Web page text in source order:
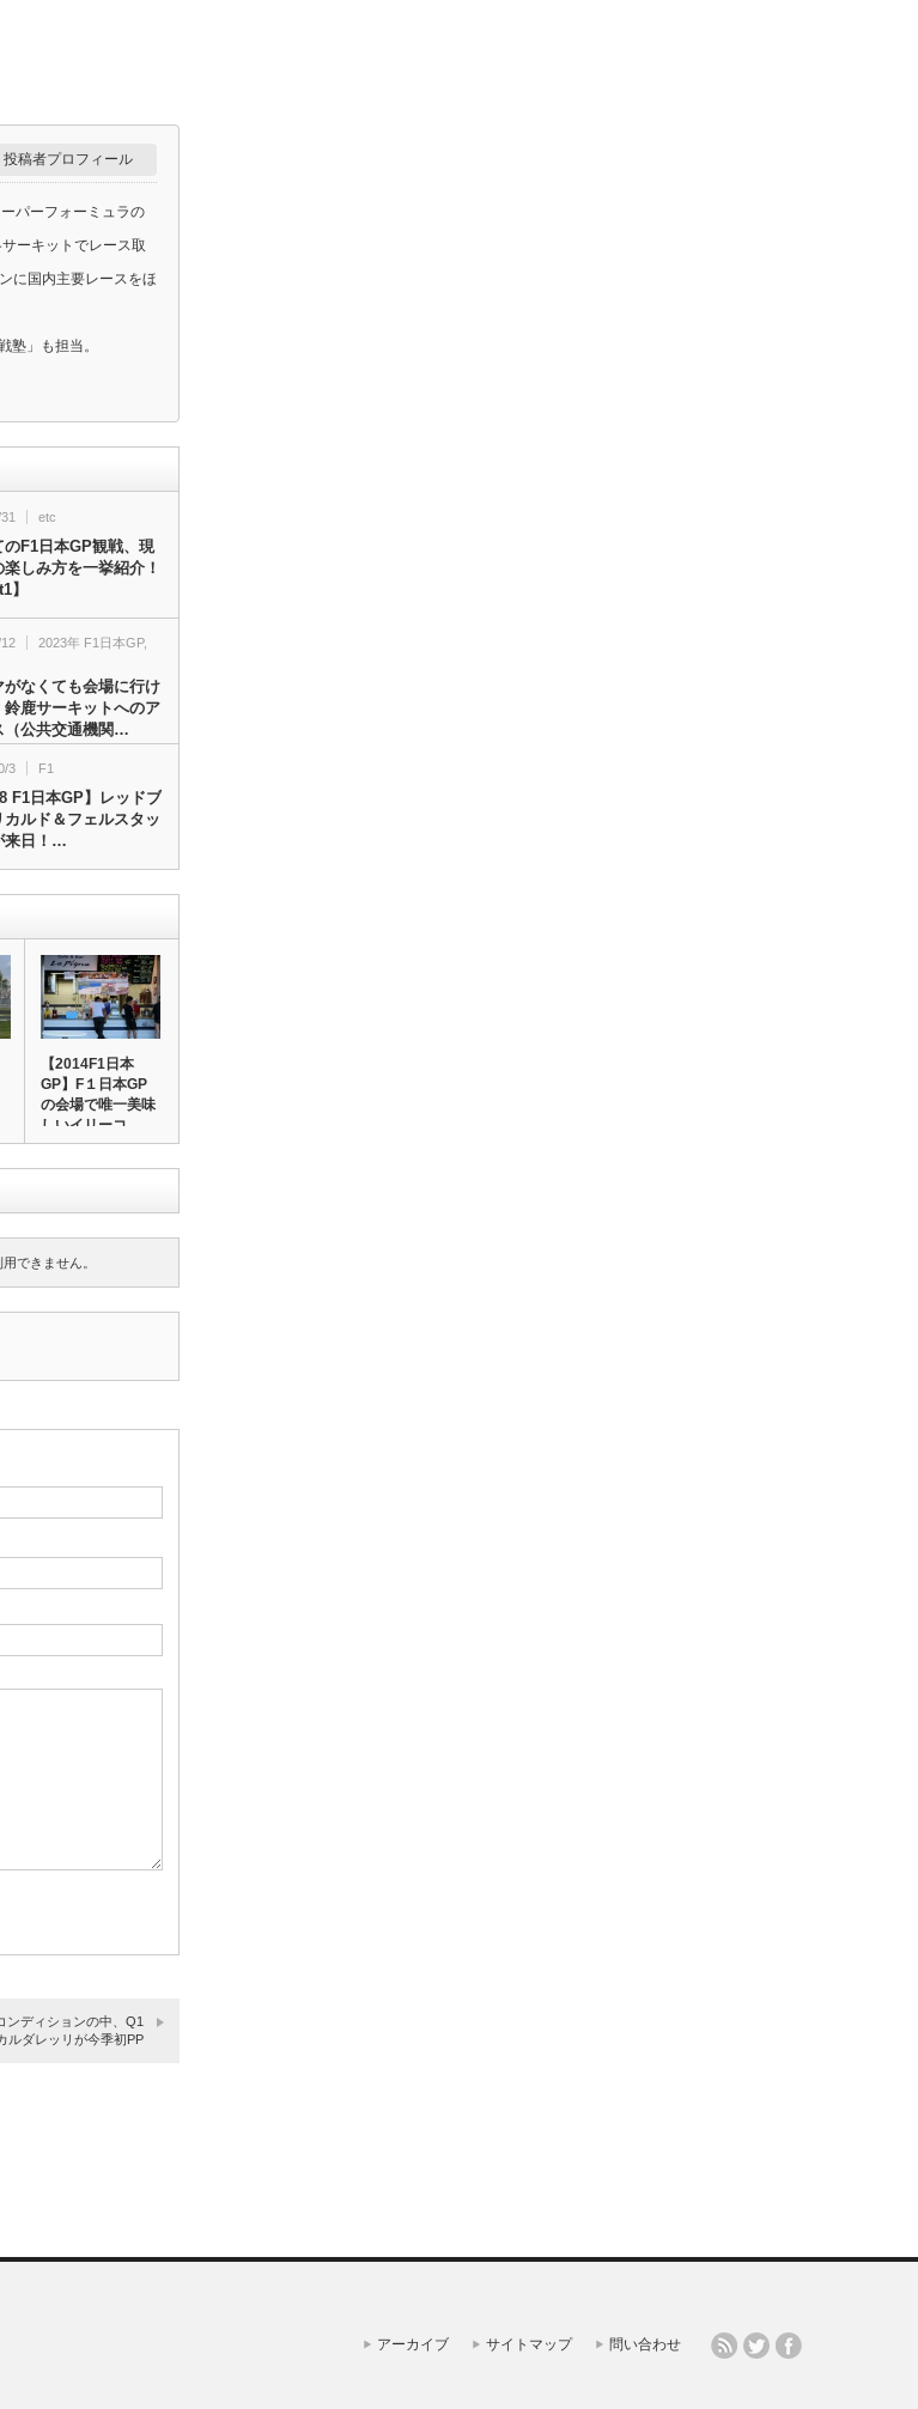
投稿者プロフィール
パーフォーミュラの
ーキットでレース取
に国内主要レースをほ
塾」も担当。
etc
のF1日本GP観戦、現
しみ方を一挙紹介！
】
2023年 F1日本GP,
がなくても会場に行け
鹿サーキットへのア
（公共交通機関…
3 F1
F1日本GP】レッドブ
カルド＆フェルスタッ
来日！…
【2014F1日本
GP】F１日本GP
の会場で唯一美味
しいイリーコ…
できません。
ンディションの中、Q1
ダレッリが今季初PP
アーカイブ サイトマップ 問い合わせ